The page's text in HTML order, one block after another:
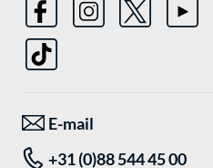
E-mail
+31 (0)88 544 45 00